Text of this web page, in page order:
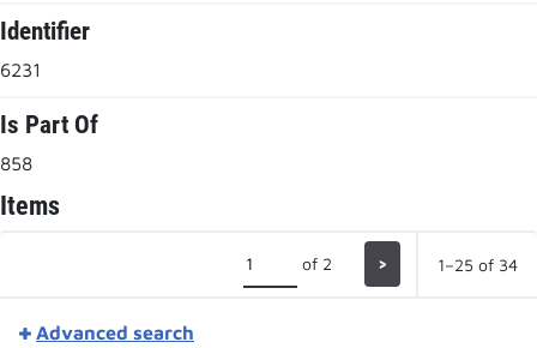
Identifier
6231
Is Part Of
858
Items
of 2 > 1–25 of 34
Advanced search